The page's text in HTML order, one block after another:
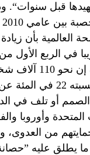
بأن
في عام 2018، إلى
حتفهم في عام 2017 بسبب
أو تلف في
وأوروبا
من العدوى،
ما يطلق عليه